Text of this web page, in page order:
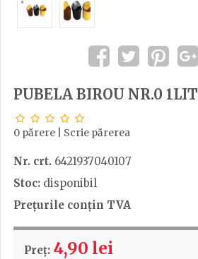
PUBELA BIROU NR.0 1LIT
0 părere Scrie părerea
Nr. crt. 6421937040107
Stoc: disponibil
Prețurile conțin TVA
Preț: 4,90 lei